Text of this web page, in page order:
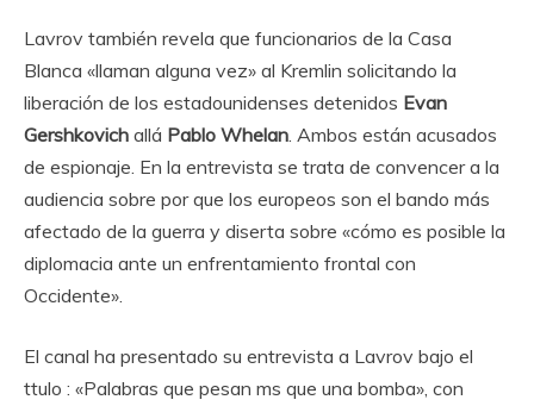
Lavrov también revela que funcionarios de la Casa
Blanca «llaman alguna vez» al Kremlin solicitando la
liberación de los estadounidenses detenidos Evan
Gershkovich allá Pablo Whelan . Ambos están acusados ​​
de espionaje. En la entrevista se trata de convencer a la
audiencia sobre por que los europeos son el bando más
afectado de la guerra y diserta sobre «cómo es posible la
diplomacia ante un enfrentamiento frontal con
Occidente».
El canal ha presentado su entrevista a Lavrov bajo el
ttulo : «Palabras que pesan ms que una bomba», con